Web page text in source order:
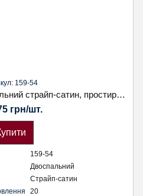
159-54
Постільна білизна двоспальний страйп-сатин, простирадло на гумці. Наволочка 50х70. Koloco
грн/шт.
159-54
Двоспальний
Страйп-сатин
20